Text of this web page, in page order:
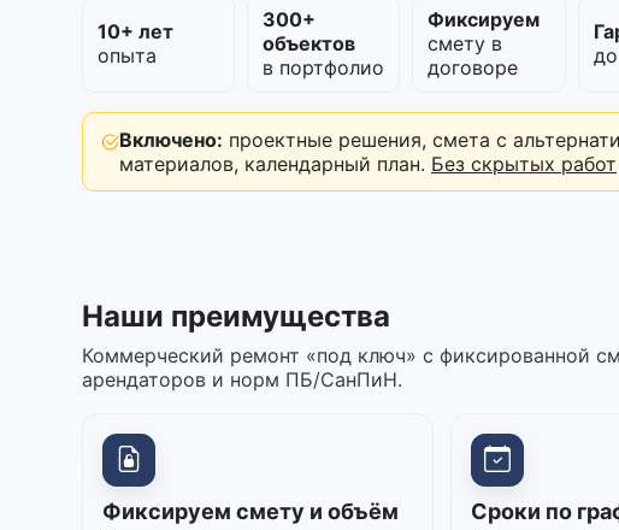
10+ лет
опыта
300+
объектов
в портфолио
Фиксируем
смету в
договоре
Включено: проектные решения, смета с
материалов, календарный план. Без скрытых работ
Наши преимущества
Коммерческий ремонт «под ключ» с фиксированной
арендаторов и норм ПБ/СанПиН.
Фиксируем смету и объём Сроки по